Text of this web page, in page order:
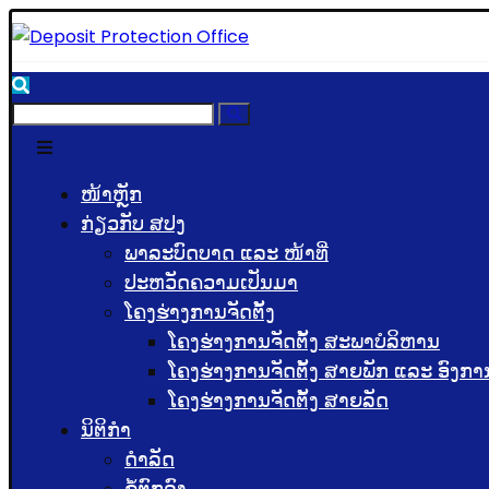
ໜ້າຫຼັກ
ກ່ຽວກັບ ສປງ
ພາລະບົດບາດ ແລະ ໜ້າທີ່
ປະຫວັດຄວາມເປັນມາ
ໂຄງຮ່າງການຈັດຕັ້ງ
ໂຄງຮ່າງການຈັດຕັ້ງ ສະພາບໍລິຫານ
ໂຄງຮ່າງການຈັດຕັ້ງ ສາຍພັກ ແລະ ອົງກ
ໂຄງຮ່າງການຈັດຕັ້ງ ສາຍລັດ
ນິຕິກຳ
ດຳລັດ